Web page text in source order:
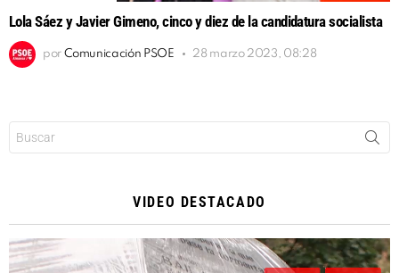
Lola Sáez y Javier Gimeno, cinco y diez de la candidatura socialista
por Comunicación PSOE 28 marzo 2023, 08:28
VIDEO DESTACADO
Reproductor
de